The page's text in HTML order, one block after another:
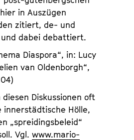
in Auszügen
zitiert, de- und
dabei debattiert.
Diaspora“, in: Lucy
van Oldenborgh“,
Diskussionen oft
Hölle,
„spreidingsbeleid“
Vgl. www.mario-